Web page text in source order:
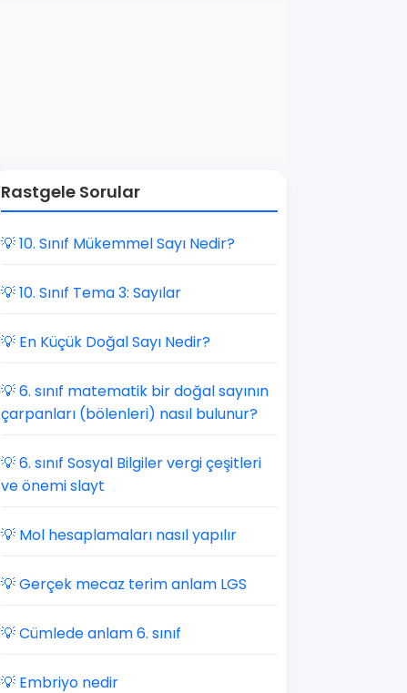
Rastgele Sorular
💡 10. Sınıf Mükemmel Sayı Nedir?
💡 10. Sınıf Tema 3: Sayılar
💡 En Küçük Doğal Sayı Nedir?
💡 6. sınıf matematik bir doğal sayının
çarpanları (bölenleri) nasıl bulunur?
💡 6. sınıf Sosyal Bilgiler vergi çeşitleri
ve önemi slayt
💡 Mol hesaplamaları nasıl yapılır
💡 Gerçek mecaz terim anlam LGS
💡 Cümlede anlam 6. sınıf
💡 Embriyo nedir